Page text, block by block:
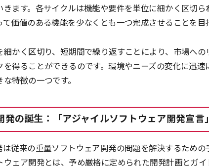
きます。各サイクルは機能や要件を単位に細かく区切
て価値のある機能を少なくとも一つ完成させることを目
細かく区切り、短期間で繰り返すことにより、市場への
を得ることができるのです。環境やニーズの変化に迅速
特徴の一つです。
発の誕生：「アジャイルソフトウェア開発宣言」
は従来の重量ソフトウェア開発の問題を解決するための
ウェア開発とは、予め厳格に定められた開発計画とガ